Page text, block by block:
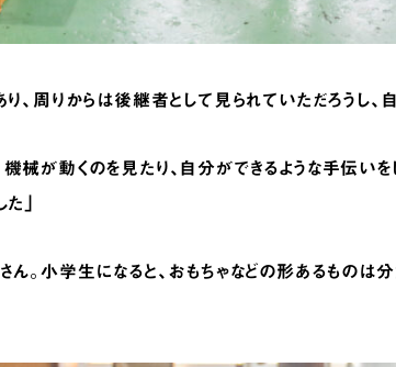
、周りからは後継者として見られていただろうし、
が動くのを見たり、自分ができるような手伝いを
」
。小学生になると、おもちゃなどの形あるものは